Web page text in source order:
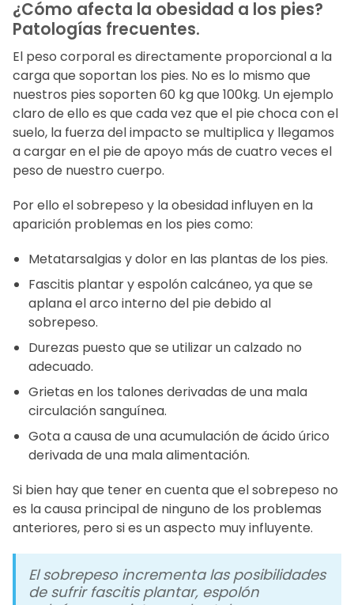
¿Cómo afecta la obesidad a los pies?
Patologías frecuentes.
El peso corporal es directamente proporcional a la
carga que soportan los pies. No es lo mismo que
nuestros pies soporten 60 kg que 100kg. Un ejemplo
claro de ello es que cada vez que el pie choca con el
suelo, la fuerza del impacto se multiplica y llegamos
a cargar en el pie de apoyo más de cuatro veces el
peso de nuestro cuerpo.
Por ello el sobrepeso y la obesidad influyen en la
aparición problemas en los pies como:
Metatarsalgias y dolor en las plantas de los pies.
Fascitis plantar y espolón calcáneo, ya que se
aplana el arco interno del pie debido al
sobrepeso.
Durezas puesto que se utilizar un calzado no
adecuado.
Grietas en los talones derivadas de una mala
circulación sanguínea.
Gota a causa de una acumulación de ácido úrico
derivada de una mala alimentación.
Si bien hay que tener en cuenta que el sobrepeso no
es la causa principal de ninguno de los problemas
anteriores, pero si es un aspecto muy influyente.
El sobrepeso incrementa las posibilidades
de sufrir fascitis plantar, espolón